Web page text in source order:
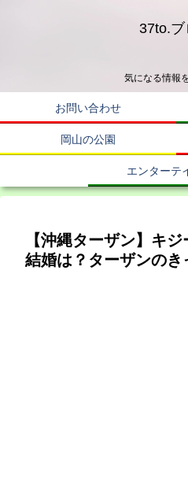
37to.ブ
気になる情報
お問い合わせ
岡山の公園
エンターテ
【沖縄ターザン】キ
結婚は？ターザンのき